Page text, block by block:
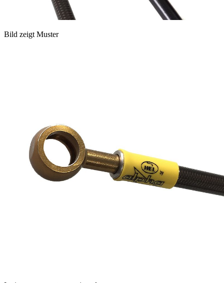
Bild zeigt Muster